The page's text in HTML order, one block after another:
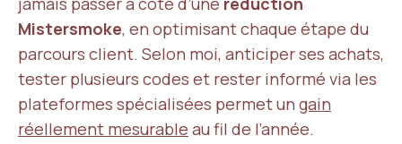
Mistersmoke, en optimisant chaque étape du
parcours client. Selon moi, anticiper ses achats,
tester plusieurs codes et rester informé via les
plateformes spécialisées permet un gain
réellement mesurable au fil de l’année.